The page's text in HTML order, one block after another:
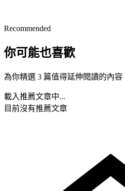
Recommended
你可能也喜歡
為你精選 3 篇值得延伸閱讀的內容
載入推薦文章中...
目前沒有推薦文章